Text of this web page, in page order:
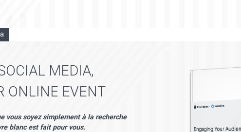
MEDIA,
ONLINE EVENT
vous soyez simplement à la recherche
blanc est fait pour vous.